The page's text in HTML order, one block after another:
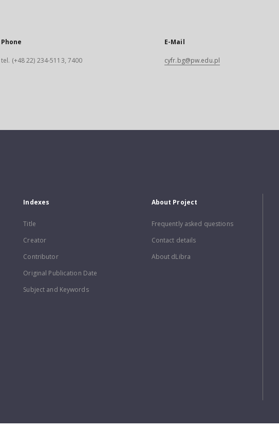
Phone
tel. (+48 22) 234-5113, 7400
E-Mail
cyfr.bg@pw.edu.pl
Indexes
Title
Creator
Contributor
Original Publication Date
Subject and Keywords
About Project
Frequently asked questions
Contact details
About dLibra